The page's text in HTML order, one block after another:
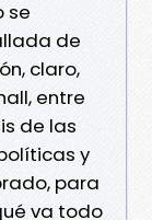
se
de
claro,
entre
de las
y
para
va todo